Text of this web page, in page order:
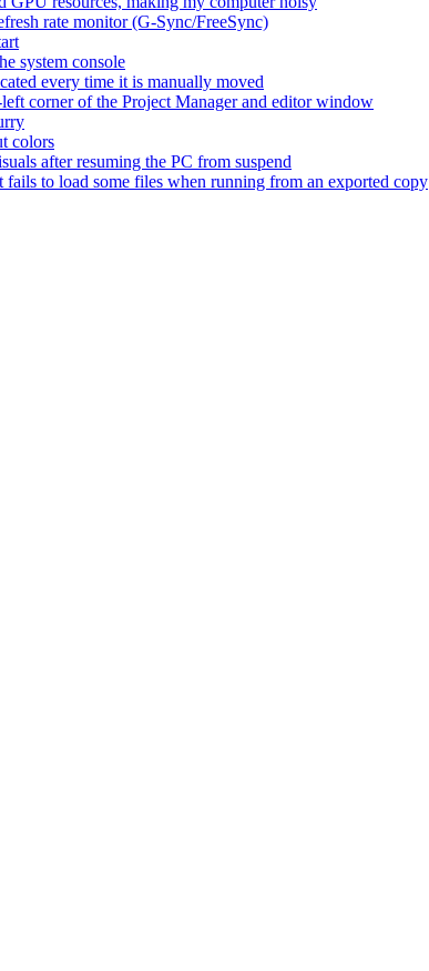
rate monitor (G-Sync/FreeSync)
system console
every time it is manually moved
corner of the Project Manager and editor window
colors
after resuming the PC from suspend
to load some files when running from an exported copy